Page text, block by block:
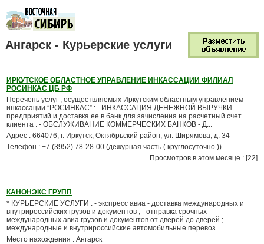
Ангарск - Курьерские услуги
ИРКУТСКОЕ ОБЛАСТНОЕ УПРАВЛЕНИЕ ИНКАССАЦИИ ФИЛИАЛ
РОСИНКАС ЦБ РФ
Перечень услуг , осуществляемых Иркутским областным управлением
инкассации ”РОСИНКАС” : - ИНКАССАЦИЯ ДЕНЕЖНОЙ ВЫРУЧКИ
предприятий и доставка ее в банк для зачисления на расчетный счет
клиента . - ОБСЛУЖИВАНИЕ КОММЕРЧЕСКИХ БАНКОВ - Д...
Адрес : 664076, г. Иркутск, Октябрьский район, ул. Ширямова, д. 34
Телефон : +7 (3952) 78-28-00 (дежурная часть ( круглосуточно ))
Просмотров в этом месяце : [22]
КАНОНЭКС ГРУПП
* КУРЬЕРСКИЕ УСЛУГИ : - экспресс авиа - доставка международных и
внутрироссийских грузов и документов ; - отправка срочных
международных авиа грузов и документов от дверей до дверей ; -
международные и внутрироссийские автомобильные перевоз...
Место нахождения : Ангарск